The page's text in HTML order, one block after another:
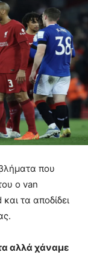
που
ο van
τα αποδίδει
αλλά χάναμε